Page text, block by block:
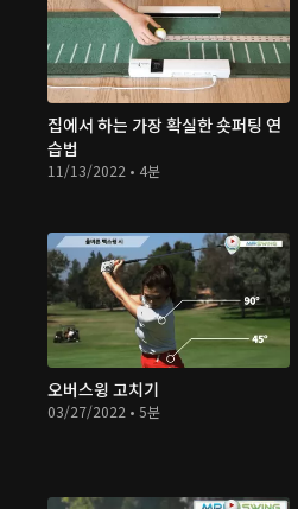
집에서 하는 가장 확실한 숏퍼팅 연
습법
11/13/2022 • 4분
오버스윙 고치기
03/27/2022 • 5분